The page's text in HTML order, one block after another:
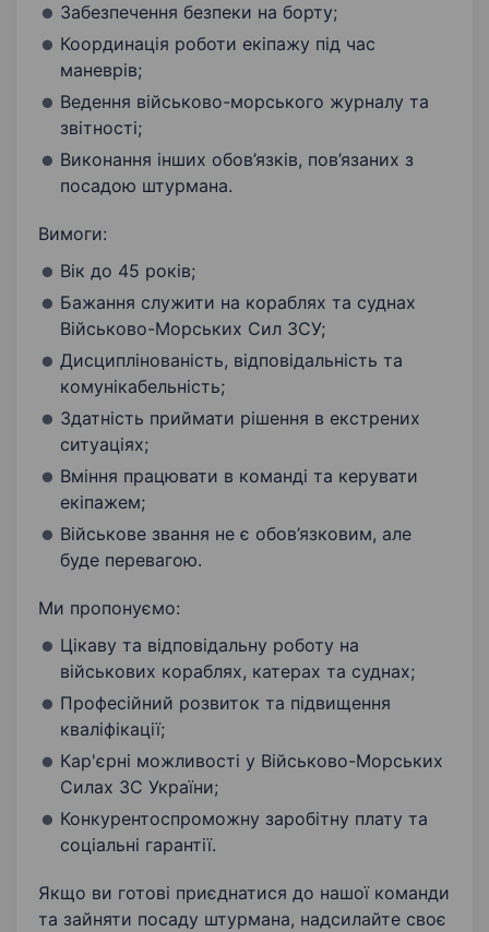
Забезпечення безпеки на борту;
Координація роботи екіпажу під час
маневрів;
Ведення військово-морського журналу та
звітності;
Виконання інших обов’язків, пов’язаних з
посадою штурмана.
Вимоги:
Вік до 45 років;
Бажання служити на кораблях та суднах
Військово-Морських Сил ЗСУ;
Дисциплінованість, відповідальність та
комунікабельність;
Здатність приймати рішення в екстрених
ситуаціях;
Вміння працювати в команді та керувати
екіпажем;
Військове звання не є обов’язковим, але
буде перевагою.
Ми пропонуємо:
Цікаву та відповідальну роботу на
військових кораблях, катерах та суднах;
Професійний розвиток та підвищення
кваліфікації;
Кар'єрні можливості у Військово-Морських
Силах ЗС України;
Конкурентоспроможну заробітну плату та
соціальні гарантії.
Якщо ви готові приєднатися до нашої команди
та зайняти посаду штурмана, надсилайте своє